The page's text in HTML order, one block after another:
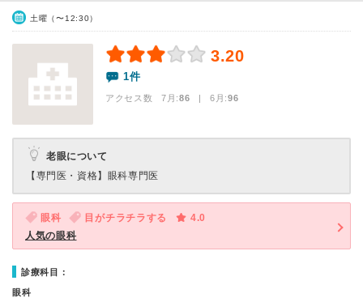
土曜（〜12:30）
3.20
1件
アクセス数 7月:86 | 6月:96
老眼について
【専門医・資格】 眼科専門医
眼科 目がチラチラする
4.0
人気の眼科
診療科目：
眼科